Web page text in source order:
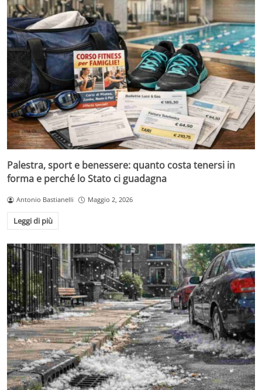
Palestra, sport e benessere: quanto costa tenersi in
forma e perché lo Stato ci guadagna
Antonio Bastianelli Maggio 2, 2026
Leggi di più